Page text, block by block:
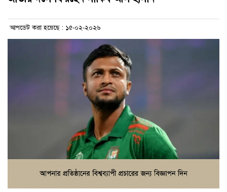
আপডেট করা হয়েছে : ১৫-০২-২০২৬